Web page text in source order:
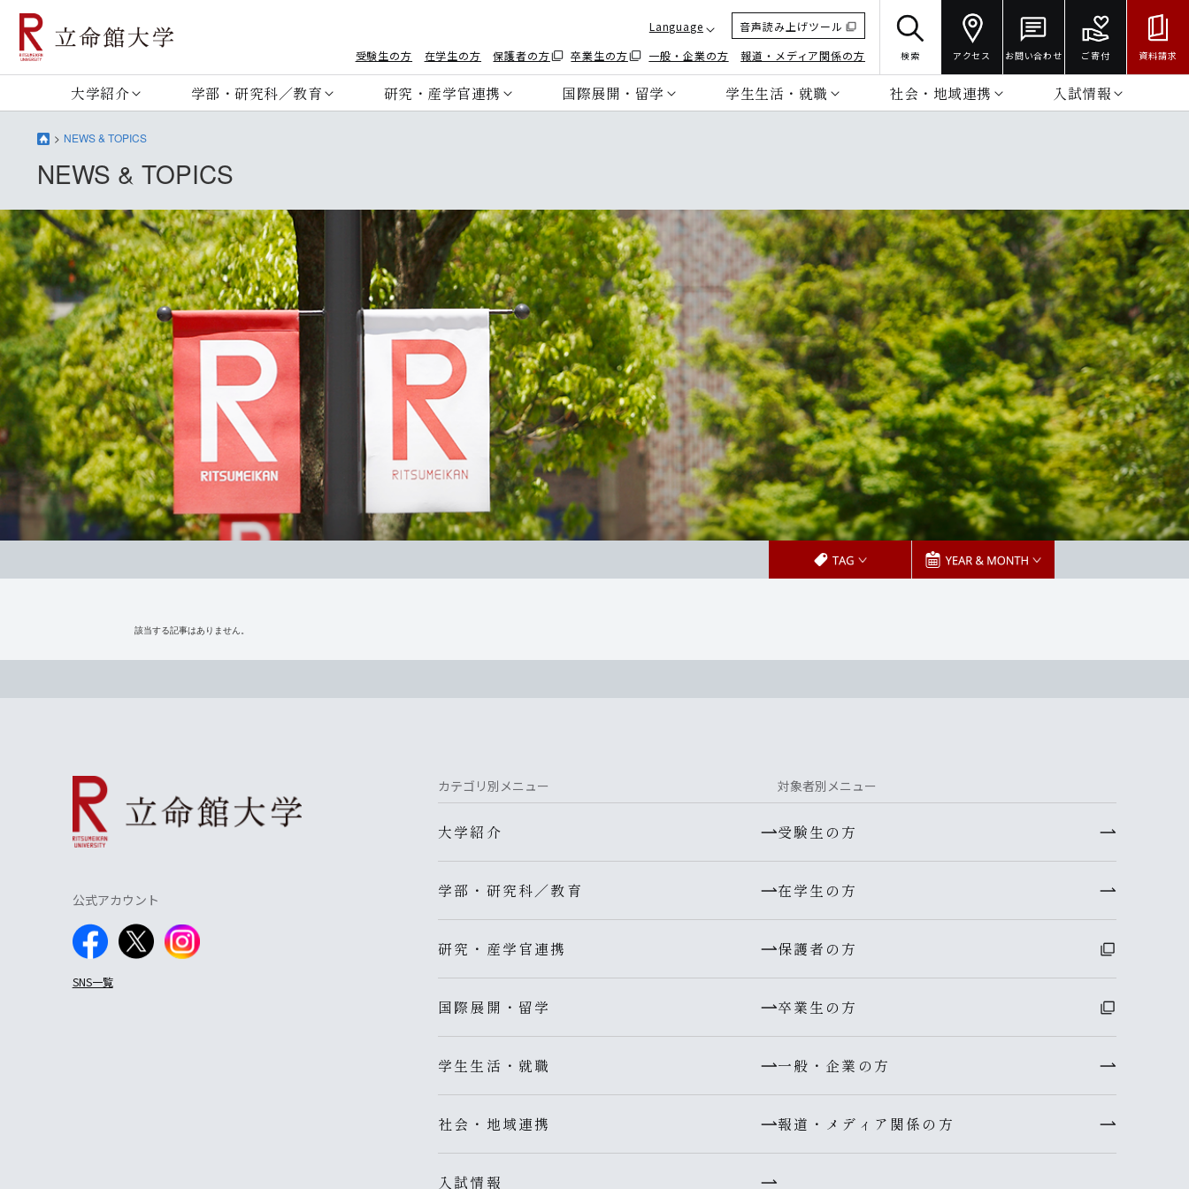
Language
音声読み上げツール
受験生の方
在学生の方 保護者の方 卒業生の方 一般・企業の方 報道・メディア関係の方 検索 アクセス お問い合わせ ご寄付 資料請求
大学紹介 学部・研究科／教育 研究・産学官連携 国際展開・留学 学生生活・就職 社会・地域連携 入試情報
NEWS & TOPICS
NEWS & TOPICS
該当する記事はありません。
公式アカウント
SNS一覧
カテゴリ別メニュー
大学紹介
学部・研究科／教育
研究・産学官連携
国際展開・留学
学生生活・就職
社会・地域連携
入試情報
対象者別メニュー
受験生の方
在学生の方
保護者の方
卒業生の方
一般・企業の方
報道・メディア関係の方